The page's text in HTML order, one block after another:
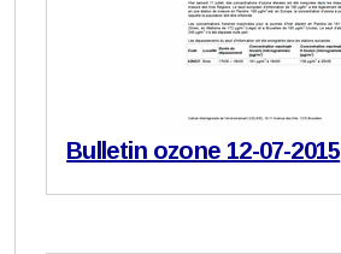
Bulletin ozone 12-07-2015